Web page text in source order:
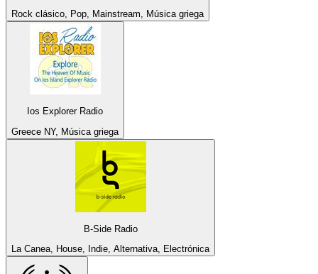
Rock clásico, Pop, Mainstream, Música griega
Ios Explorer Radio
Greece NY, Música griega
B-Side Radio
La Canea, House, Indie, Alternativa, Electrónica